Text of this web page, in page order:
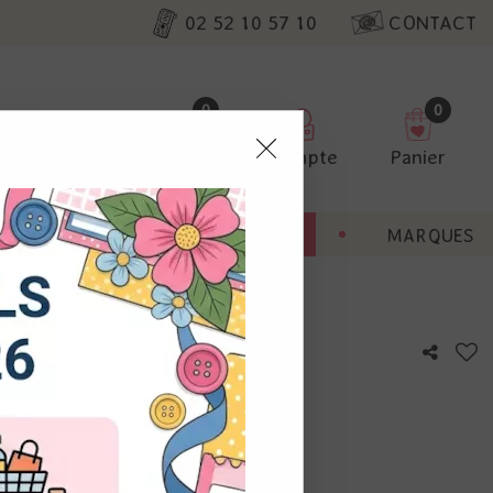
02 52 10 57 10 CONTACT
0
Compte
0
Panier
BONNES AFFAIRES MARQUES
- Artemio
avis !
nos
non
Vous
à droite